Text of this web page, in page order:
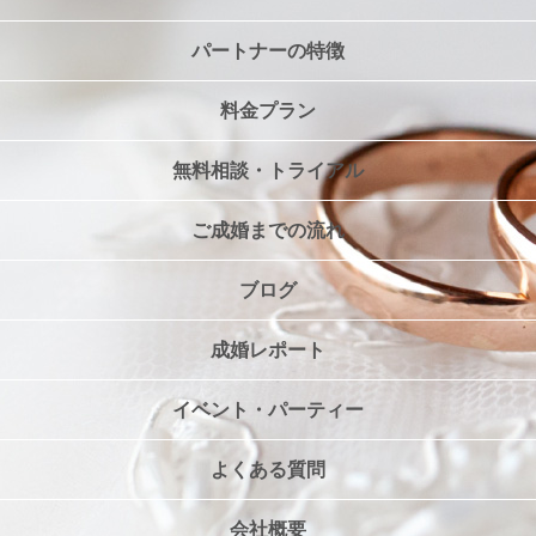
パートナーの特徴
料金プラン
無料相談・トライアル
ご成婚までの流れ
ブログ
成婚レポート
イベント・パーティー
よくある質問
会社概要